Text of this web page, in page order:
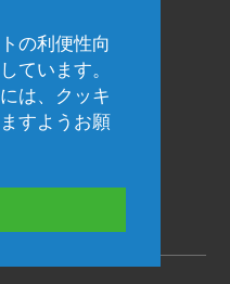
の利便性向
ています。
は、クッキ
すようお願